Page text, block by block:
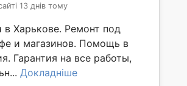
13 днів тому
в Харькове. Ремонт под
и магазинов. Помощь в
Гарантия на все работы,
Докладніше